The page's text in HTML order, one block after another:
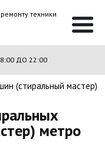
техники
ДО 22:00
(стиральный мастер)
метро